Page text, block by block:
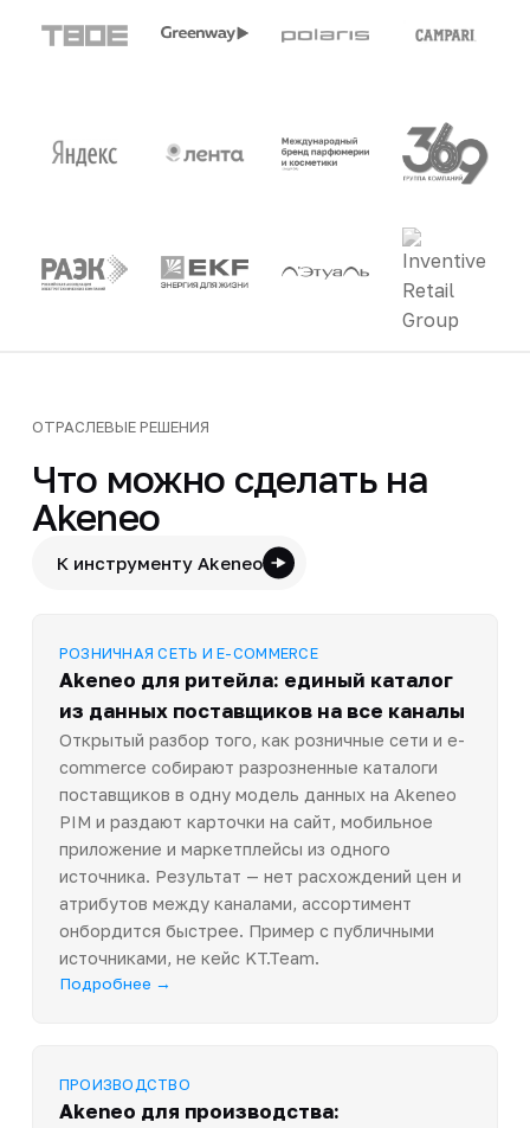
ОТРАСЛЕВЫЕ РЕШЕНИЯ
Что можно сделать на
Akeneo
К инструменту Akeneo
РОЗНИЧНАЯ СЕТЬ И E-COMMERCE
Akeneo для ритейла: единый каталог
из данных поставщиков на все каналы
Открытый разбор того, как розничные сети и e-
commerce собирают разрозненные каталоги
поставщиков в одну модель данных на Akeneo
PIM и раздают карточки на сайт, мобильное
приложение и маркетплейсы из одного
источника. Результат — нет расхождений цен и
атрибутов между каналами, ассортимент
онбордится быстрее. Пример с публичными
источниками, не кейс KT.Team.
Подробнее →
ПРОИЗВОДСТВО
Akeneo для производства: